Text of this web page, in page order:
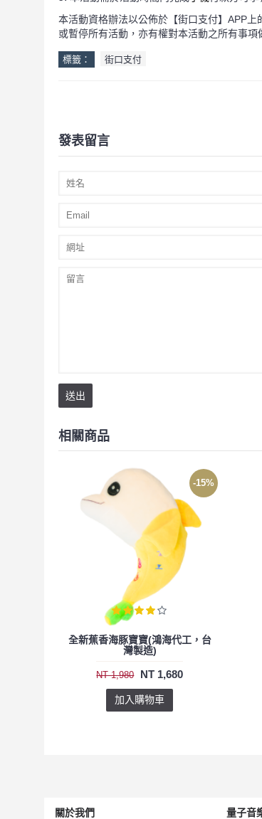
本活動資格辦法以公佈於【街口支付】APP
或暫停所有活動，亦有權對本活動之所有事項
標籤： 街口支付
發表留言
送出
相關商品
-15%
全新蕉香海豚寶寶(鴻海代工，台
灣製造)
NT 1,980 NT 1,680
加入購物車
關於我們 量子音